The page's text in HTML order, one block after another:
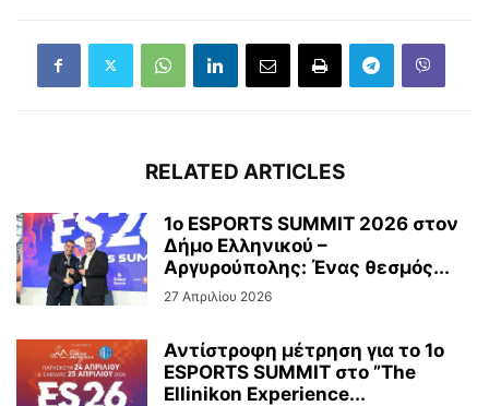
RELATED ARTICLES
1ο ESPORTS SUMMIT 2026 στον
Δήμο Ελληνικού –
Αργυρούπολης: Ένας θεσμός...
27 Απριλίου 2026
Αντίστροφη μέτρηση για το 1ο
ESPORTS SUMMIT στο ”The
Ellinikon Experience...